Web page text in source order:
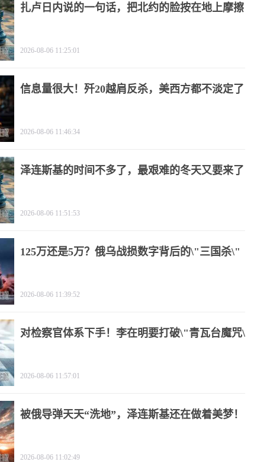
扎卢日内说的一句话，把北约的脸按在地上摩擦
2026-08-06 11:25:01
信息量很大！歼20越肩反杀，美西方都不淡定了
2026-08-06 11:46:34
泽连斯基的时间不多了，最艰难的冬天又要来了
2026-08-06 11:51:53
125万还是5万？俄乌战损数字背后的\"三国杀\"
2026-08-06 11:39:52
对检察官体系下手！李在明要打破\"青瓦台魔咒\"
2026-08-06 11:57:01
被俄导弹天天“洗地”，泽连斯基还在做着美梦！
2026-08-06 11:02:49